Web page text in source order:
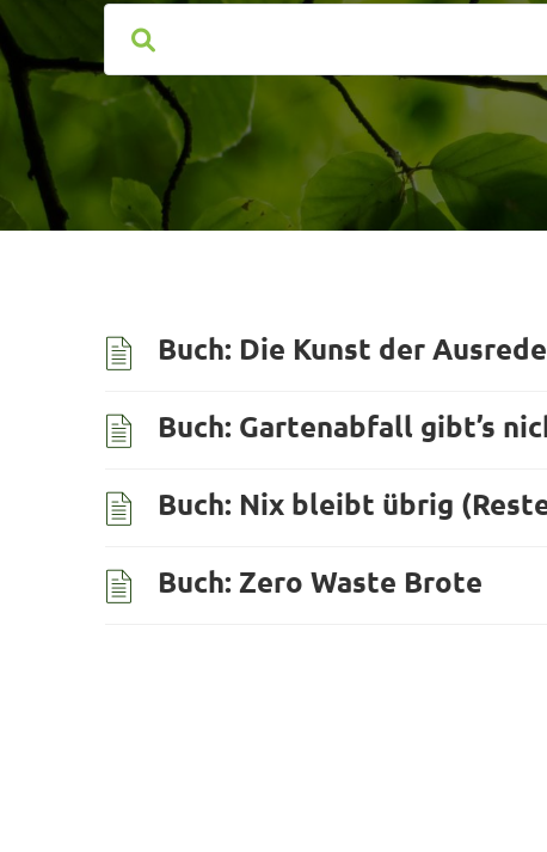
Buch: Die Kunst der Ausrede
Buch: Gartenabfall gibt’s
Buch: Nix bleibt übrig
Buch: Zero Waste Brote